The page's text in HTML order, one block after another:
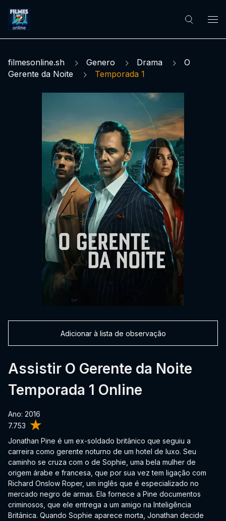
filmesonline.sh Genero Drama
O
Gerente da Noite
Temporada 1
7.753
Assistir O Gerente da Noite
Temporada 1 Online
Ano: 2016
Jonathan Pine é um ex-soldado britânico que seguiu a
carreira como gerente noturno de um hotel de luxo. Seu
caminho se cruza com o de Sophie, uma bela mulher de
origem árabe e francesa, que por sua vez tem ligação com
Richard Onslow Roper, um inglês que é especializado no
mercado negro de armas. Ela fornece a Pine documentos
criminosos, que ele entrega a um amigo na Inteligência
Britânica. Quando Sophie aparece morta, Jonathan decide
Adicionar à lista de observação